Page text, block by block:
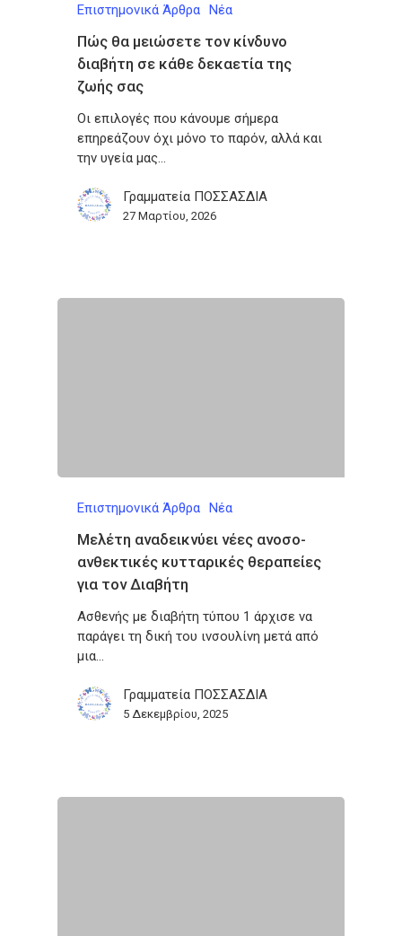
Επιστημονικά Άρθρα Νέα
Πώς θα μειώσετε τον κίνδυνο
διαβήτη σε κάθε δεκαετία της
ζωής σας
Οι επιλογές που κάνουμε σήμερα
επηρεάζουν όχι μόνο το παρόν, αλλά και
την υγεία μας…
Γραμματεία ΠΟΣΣΑΣΔΙΑ
27 Μαρτίου, 2026
Επιστημονικά Άρθρα Νέα
Μελέτη αναδεικνύει νέες ανοσο-
ανθεκτικές κυτταρικές θεραπείες
για τον Διαβήτη
Ασθενής με διαβήτη τύπου 1 άρχισε να
παράγει τη δική του ινσουλίνη μετά από
μια…
Γραμματεία ΠΟΣΣΑΣΔΙΑ
5 Δεκεμβρίου, 2025